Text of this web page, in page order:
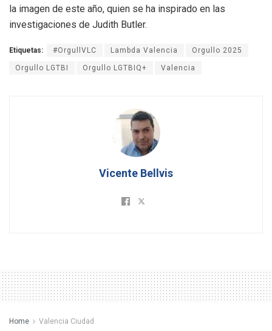
la imagen de este año, quien se ha inspirado en las
investigaciones de Judith Butler.
Etiquetas: #OrgullVLC Lambda Valencia Orgullo 2025
Orgullo LGTBI Orgullo LGTBIQ+ Valencia
Vicente Bellvis
Home Valencia Ciudad